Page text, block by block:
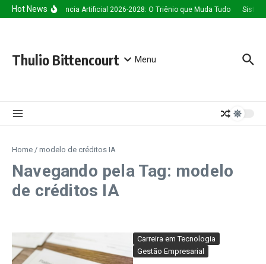
Ir para o conteúdo
Hot NewsInteligência Artificial 2026-2028: O Triênio que Muda Tudo
Thulio Bittencourt Menu
Home / modelo de créditos IA
Navegando pela Tag: modelo
de créditos IA
Carreira em Tecnologia
Gestão Empresarial